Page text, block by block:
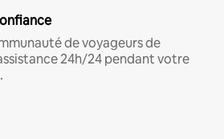
de voyageurs de
24h/24 pendant votre